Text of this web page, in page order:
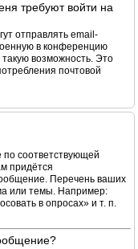
требуют войти на
отправлять email-
в конференцию
возможность. Это
почтовой
соответствующей
придётся
Перечень ваших
или темы. Например:
в опросах» и т. п.